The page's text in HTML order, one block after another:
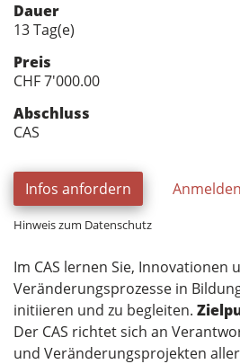
Dauer
13 Tag(e)
Preis
CHF 7'000.00
Abschluss
CAS
Infos anfordern Anmelden
Hinweis zum Datenschutz
Im CAS lernen Sie, Innovationen
Veränderungsprozesse in
initiieren und zu begleiten.
Der CAS richtet sich an
und Veränderungsprojekten